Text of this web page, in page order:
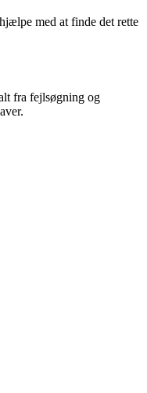
med at finde det rette
fra fejlsøgning og